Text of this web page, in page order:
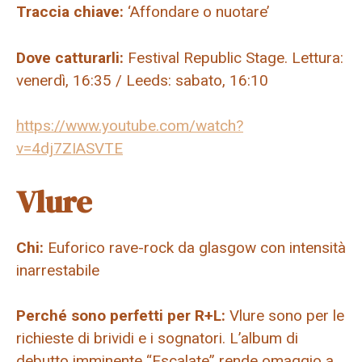
Traccia chiave: ‘Affondare o nuotare’
Dove catturarli: Festival Republic Stage. Lettura:
venerdì, 16:35 / Leeds: sabato, 16:10
https://www.youtube.com/watch?
v=4dj7ZIASVTE
Vlure
Chi: Euforico rave-rock da glasgow con intensità
inarrestabile
Perché sono perfetti per R+L: Vlure sono per le
richieste di brividi e i sognatori. L’album di